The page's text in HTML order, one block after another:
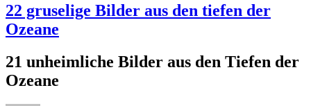
22 gruselige Bilder aus den tiefen der
Ozeane
21 unheimliche Bilder aus den Tiefen der
Ozeane